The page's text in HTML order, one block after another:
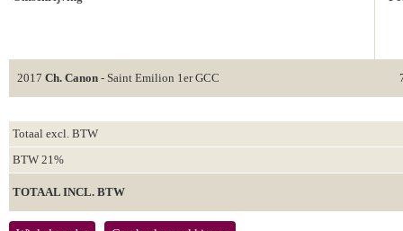
2017 Ch. Canon - Saint Emilion 1er GCC
Totaal excl. BTW
BTW 21%
TOTAAL INCL. BTW